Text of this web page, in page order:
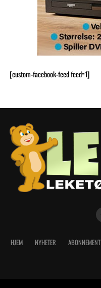
[custom-facebook-feed feed=1]
HJEM NYHETER ABONNEMENT